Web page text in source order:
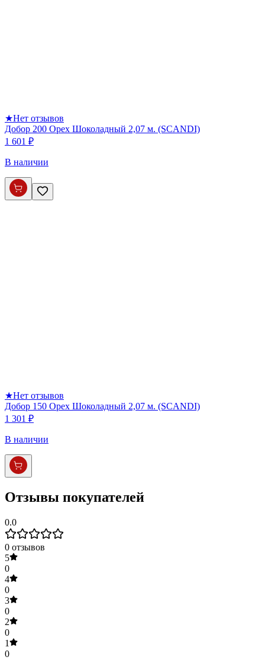
★Нет отзывов
Добор 200 Орех Шоколадный 2,07 м. (SCANDI)
1 601 ₽
В наличии
★Нет отзывов
Добор 150 Орех Шоколадный 2,07 м. (SCANDI)
1 301 ₽
В наличии
Отзывы покупателей
0.0
0 отзывов
5
0
4
0
3
0
2
0
1
0